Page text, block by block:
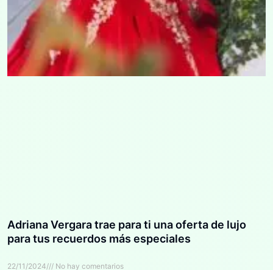
Adriana Vergara trae para ti una oferta de lujo
para tus recuerdos más especiales
22/11/2024 No hay comentarios